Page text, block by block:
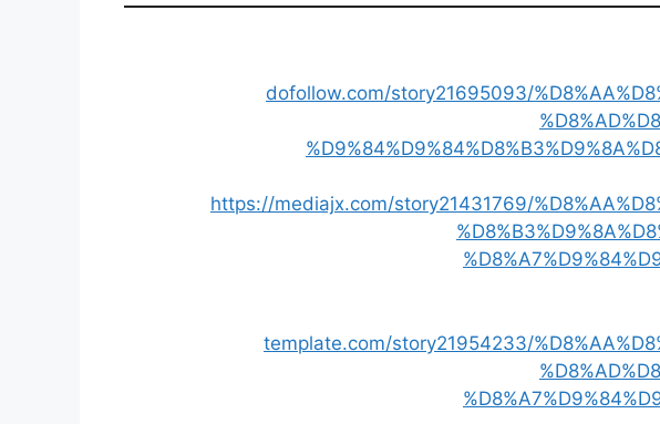
dofollow.com/story21695093/
https://mediajx.com/story21431769/
template.com/story21954233/